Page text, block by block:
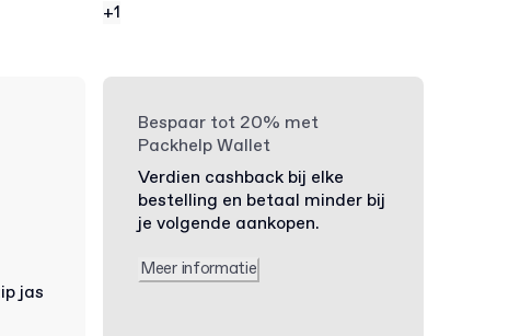
+1
Bespaar tot 20% met
Packhelp Wallet
Verdien cashback bij elke
bestelling en betaal minder bij
je volgende aankopen.
Meer informatie